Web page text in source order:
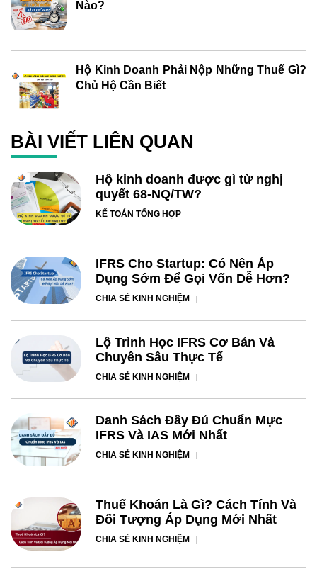
Nào?
Hộ Kinh Doanh Phải Nộp Những Thuế Gì?
Chủ Hộ Cần Biết
BÀI VIẾT LIÊN QUAN
Hộ kinh doanh được gì từ nghị
quyết 68-NQ/TW?
KẾ TOÁN TỔNG HỢP
IFRS Cho Startup: Có Nên Áp
Dụng Sớm Để Gọi Vốn Dễ Hơn?
CHIA SẺ KINH NGHIỆM
Lộ Trình Học IFRS Cơ Bản Và
Chuyên Sâu Thực Tế
CHIA SẺ KINH NGHIỆM
Danh Sách Đầy Đủ Chuẩn Mực
IFRS Và IAS Mới Nhất
CHIA SẺ KINH NGHIỆM
Thuế Khoán Là Gì? Cách Tính Và
Đối Tượng Áp Dụng Mới Nhất
CHIA SẺ KINH NGHIỆM